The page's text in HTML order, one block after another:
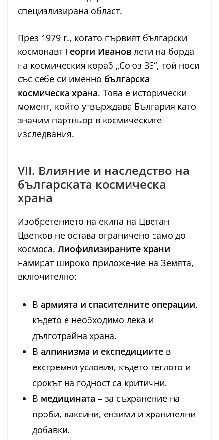
специализирана област.
През 1979 г., когато първият български
космонавт Георги Иванов лети на борда
на космическия кораб „Союз 33“, той носи
със себе си именно българска
космическа храна. Това е исторически
момент, който утвърждава България като
значим партньор в космическите
изследвания.
VII. Влияние и наследство на
българската космическа
храна
Изобретението на екипа на Цветан
Цветков не остава ограничено само до
космоса. Лиофилизираните храни
намират широко приложение на Земята,
включително:
В армията и спасителните операции,
където е необходимо лека и
дълготрайна храна.
В алпинизма и експедициите в
екстремни условия, където теглото и
срокът на годност са критични.
В медицината – за съхранение на
проби, ваксини, ензими и хранителни
добавки.